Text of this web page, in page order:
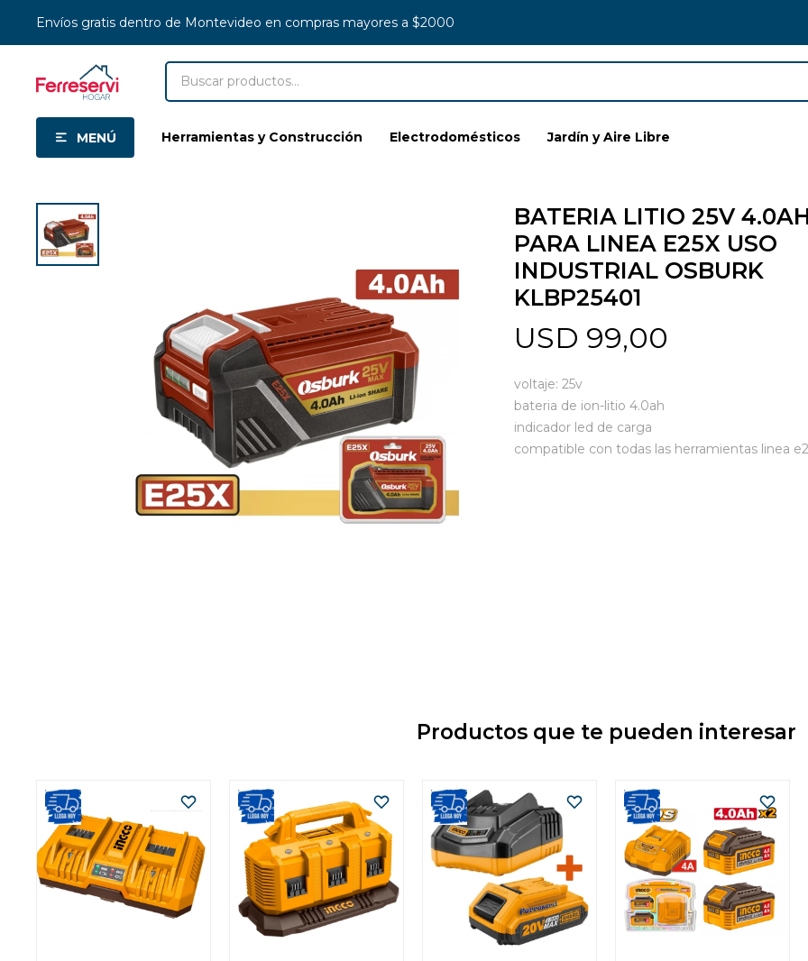
MENÚ Herramientas y Construcción Electrodomésticos Jardín y Aire Libre
Envíos gratis dentro de Montevideo en compras mayores a $2000
BATERIA LITIO 25V
PARA LINEA E25X USO
INDUSTRIAL OSBURK
KLBP25401
USD 99,00
voltaje: 25v
bateria de ion-litio 4.0ah
indicador led de carga
compatible con todas las herramientas linea
Productos que te pueden interesar